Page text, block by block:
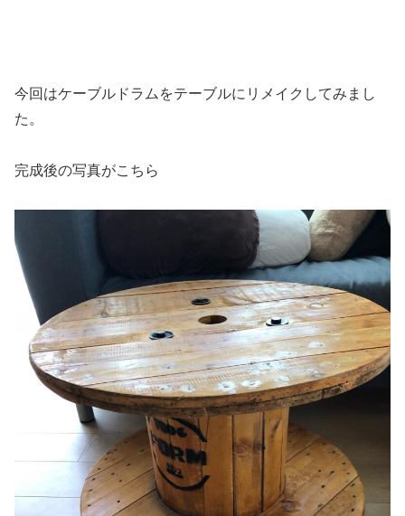
今回はケーブルドラムをテーブルにリメイクしてみまし
た。
完成後の写真がこちら